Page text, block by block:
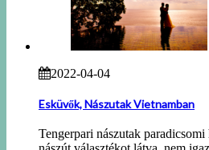
2022-04-04
Esküvők, Nászutak Vietnamban
Tengerpari nászutak